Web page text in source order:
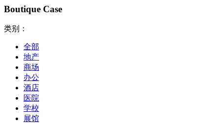
Boutique Case
类别：
全部
地产
商场
办公
酒店
医院
学校
展馆